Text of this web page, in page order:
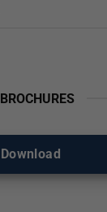
BROCHURES
Download